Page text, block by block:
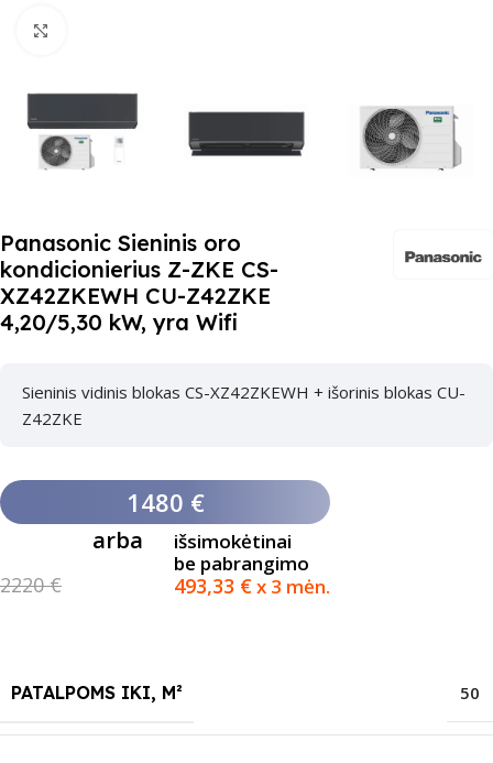
Panasonic Sieninis oro
kondicionierius Z-ZKE CS-
XZ42ZKEWH CU-Z42ZKE
4,20/5,30 kW, yra Wifi
Sieninis vidinis blokas CS-XZ42ZKEWH + išorinis blokas CU-
Z42ZKE
1480 €
2220 €
arba
išsimokėtinai
be pabrangimo
493,33 €x 3 mėn.
PATALPOMS IKI, M² 50